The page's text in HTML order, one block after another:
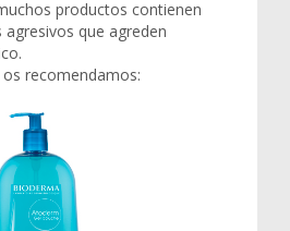
productos contienen
que agreden
recomendamos: